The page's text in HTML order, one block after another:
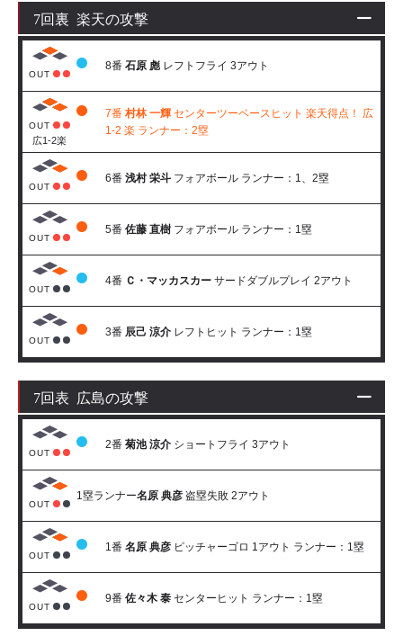
7回裏 楽天の攻撃
OUT
8番 石原 彪 レフトフライ 3アウト
OUT
広1-2楽
7番 村林 一輝 センターツーベースヒット 楽天得点！ 広
1-2 楽 ランナー：2塁
OUT
6番 浅村 栄斗 フォアボール ランナー：1、2塁
OUT
5番 佐藤 直樹 フォアボール ランナー：1塁
OUT
4番 Ｃ・マッカスカー サードダブルプレイ 2アウト
OUT
3番 辰己 涼介 レフトヒット ランナー：1塁
7回表 広島の攻撃
OUT
2番 菊池 涼介 ショートフライ 3アウト
OUT
1塁ランナー名原 典彦 盗塁失敗 2アウト
OUT
1番 名原 典彦 ピッチャーゴロ 1アウト ランナー：1塁
OUT
9番 佐々木 泰 センターヒット ランナー：1塁